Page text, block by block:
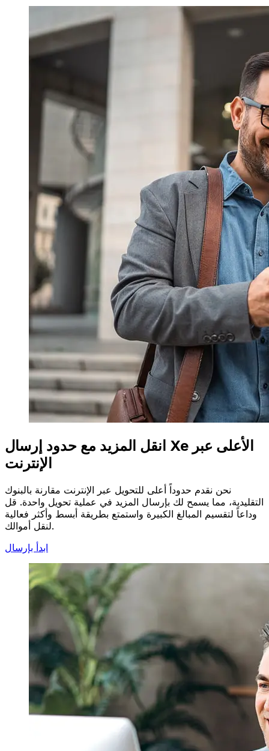
انقل المزيد مع حدود إرسال Xe الأعلى عبر
الإنترنت
نحن نقدم حدوداً أعلى للتحويل عبر الإنترنت مقارنة بالبنوك
التقليدية، مما يسمح لك بإرسال المزيد في عملية تحويل واحدة. قل
وداعاً لتقسيم المبالغ الكبيرة واستمتع بطريقة أبسط وأكثر فعالية
لنقل أموالك.
ابدأ بإرسال